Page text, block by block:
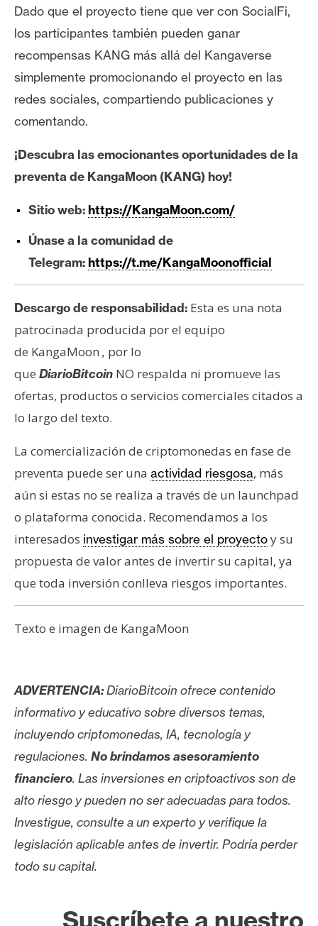
Dado que el proyecto tiene que ver con SocialFi,
los participantes también pueden ganar
recompensas KANG más allá del Kangaverse
simplemente promocionando el proyecto en las
redes sociales, compartiendo publicaciones y
comentando.
¡Descubra las emocionantes oportunidades de la
preventa de KangaMoon (KANG) hoy!
Sitio web:https://KangaMoon.com/
Únase a la comunidad de
Telegram:https://t.me/KangaMoonofficial
Descargo de responsabilidad: Esta es una nota
patrocinada producida por el equipo
de KangaMoon , por lo
que DiarioBitcoin NO respalda ni promueve las
ofertas, productos o servicios comerciales citados a
lo largo del texto.
La comercialización de criptomonedas en fase de
preventa puede ser una actividad riesgosa, más
aún si estas no se realiza a través de un launchpad
o plataforma conocida. Recomendamos a los
interesados investigar más sobre el proyectoy su
propuesta de valor antes de invertir su capital, ya
que toda inversión conlleva riesgos importantes.
Texto e imagen de KangaMoon
ADVERTENCIA:DiarioBitcoin ofrece contenido
informativo y educativo sobre diversos temas,
incluyendo criptomonedas, IA, tecnología y
regulaciones. No brindamos asesoramiento
financiero. Las inversiones en criptoactivos son de
alto riesgo y pueden no ser adecuadas para todos.
Investigue, consulte a un experto y verifique la
legislación aplicable antes de invertir. Podría perder
todo su capital.
Suscríbete a nuestro